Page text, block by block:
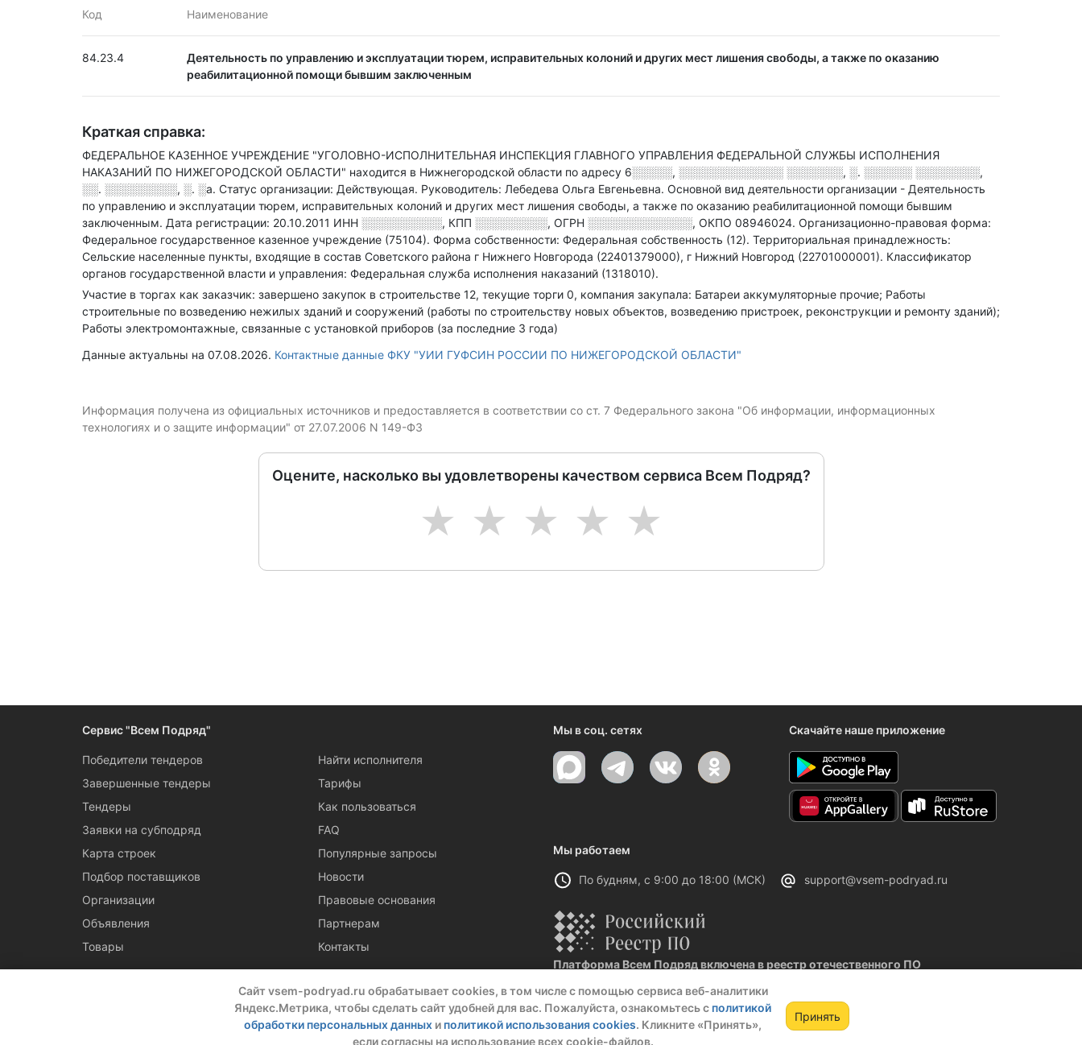
Сайт vsem-podryad.ru обрабатывает cookies, в том числе с помощью сервиса веб-аналитики
Яндекс.Метрика, чтобы сделать сайт удобней для вас. Пожалуйста, ознакомьтесь с политикой
обработки персональных данных и политикой использования cookies. Кликните «Принять»,
если согласны на использование всех cookie-файлов.
Принять
Код Наименование
84.23.4
Деятельность по управлению и эксплуатации тюрем, исправительных колоний и других мест лишения свободы, а также по оказанию
реабилитационной помощи бывшим заключенным
Краткая справка:
ФЕДЕРАЛЬНОЕ КАЗЕННОЕ УЧРЕЖДЕНИЕ "УГОЛОВНО-ИСПОЛНИТЕЛЬНАЯ ИНСПЕКЦИЯ ГЛАВНОГО УПРАВЛЕНИЯ ФЕДЕРАЛЬНОЙ СЛУЖБЫ ИСПОЛНЕНИЯ
НАКАЗАНИЙ ПО НИЖЕГОРОДСКОЙ ОБЛАСТИ" находится в Нижнегородской области по адресу 6░░░░░, ░░░░░░░░░░░░░ ░░░░░░░, ░. ░░░░░░ ░░░░░░░░,
░░. ░░░░░░░░░, ░. ░а. Статус организации: Действующая. Руководитель: Лебедева Ольга Евгеньевна. Основной вид деятельности организации - Деятельность
по управлению и эксплуатации тюрем, исправительных колоний и других мест лишения свободы, а также по оказанию реабилитационной помощи бывшим
заключенным. Дата регистрации: 20.10.2011 ИНН ░░░░░░░░░░, КПП ░░░░░░░░░, ОГРН ░░░░░░░░░░░░░, ОКПО 08946024. Организационно-правовая форма:
Федеральное государственное казенное учреждение (75104). Форма собственности: Федеральная собственность (12). Территориальная принадлежность:
Сельские населенные пункты, входящие в состав Советского района г Нижнего Новгорода (22401379000), г Нижний Новгород (22701000001). Классификатор
органов государственной власти и управления: Федеральная служба исполнения наказаний (1318010).
Участие в торгах как заказчик: завершено закупок в строительстве 12, текущие торги 0, компания закупала: Батареи аккумуляторные прочие; Работы
строительные по возведению нежилых зданий и сооружений (работы по строительству новых объектов, возведению пристроек, реконструкции и ремонту зданий);
Работы электромонтажные, связанные с установкой приборов (за последние 3 года)
Данные актуальны на 07.08.2026. Контактные данные ФКУ "УИИ ГУФСИН РОССИИ ПО НИЖЕГОРОДСКОЙ ОБЛАСТИ"
Информация получена из официальных источников и предоставляется в соответствии со ст. 7 Федерального закона "Об информации, информационных
технологиях и о защите информации" от 27.07.2006 N 149-ФЗ
Оцените, насколько вы удовлетворены качеством сервиса Всем Подряд?
5
4
3
2
1
Сервис "Всем Подряд"
Победители тендеров
Завершенные тендеры
Тендеры
Заявки на субподряд
Карта строек
Подбор поставщиков
Организации
Объявления
Товары
Найти исполнителя
Тарифы
Как пользоваться
FAQ
Популярные запросы
Новости
Правовые основания
Партнерам
Контакты
Мы в соц. сетях Скачайте наше приложение
Мы работаем
По будням, с 9:00 до 18:00 (МСК) support@vsem-podryad.ru
Платформа Всем Подряд включена в реестр отечественного ПО